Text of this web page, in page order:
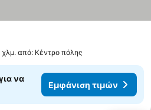
χλμ. από: Κέντρο πόλης
να
Εμφάνιση τιμών